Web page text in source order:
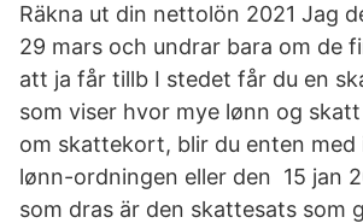
Räkna ut din nettolön 2021 Jag
29 mars och undrar bara om de
att ja får tillb I stedet får du en
som viser hvor mye lønn og
om skattekort, blir du enten med
lønn-ordningen eller den 15 jan
som dras är den skattesats som